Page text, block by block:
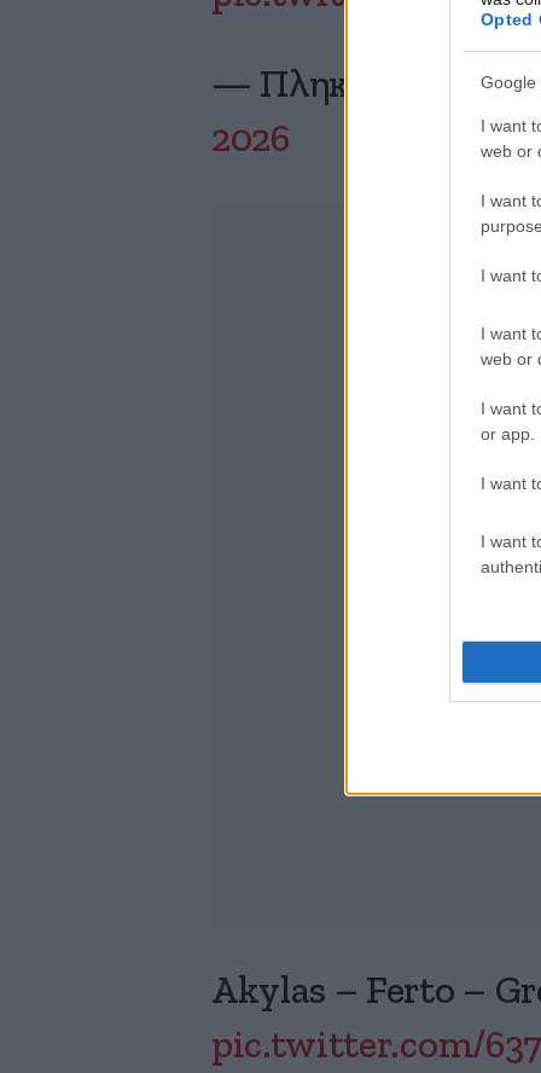
Opted
Google
I want
web or
I want
I want
I want
web or
I want
or app.
I want
I want
— ΠληκτροφωνίΧ
2026
Akylas – Ferto –
pic.twitter.com/